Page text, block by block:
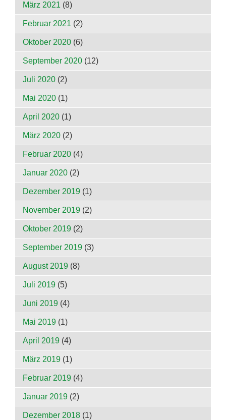
März 2021 (8)
Februar 2021 (2)
Oktober 2020 (6)
September 2020 (12)
Juli 2020 (2)
Mai 2020 (1)
April 2020 (1)
März 2020 (2)
Februar 2020 (4)
Januar 2020 (2)
Dezember 2019 (1)
November 2019 (2)
Oktober 2019 (2)
September 2019 (3)
August 2019 (8)
Juli 2019 (5)
Juni 2019 (4)
Mai 2019 (1)
April 2019 (4)
März 2019 (1)
Februar 2019 (4)
Januar 2019 (2)
Dezember 2018 (1)